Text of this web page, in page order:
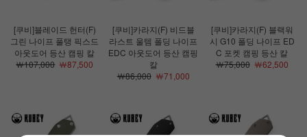
[쿠비]블레이드 헌터(F)
그린 나이프 풀탱 픽스드
아웃도어 등산 캠핑 칼
￦107,000￦87,500
[쿠비]카라지(F) 비드블
라스트 울템 폴딩 나이프
EDC 아웃도어 등산 캠핑
칼
￦86,000￦71,000
[쿠비]카라지(F) 블랙워
시 G10 폴딩 나이프 ED
C 포켓 캠핑 등산 칼
￦75,000￦62,500